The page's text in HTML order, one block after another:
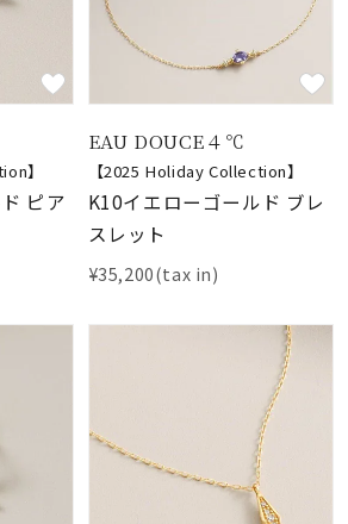
】
ピア
EAU DOUCE４℃
【2025 Holiday Collection】
K10イエローゴールド ブレ
スレット
¥35,200(tax in)